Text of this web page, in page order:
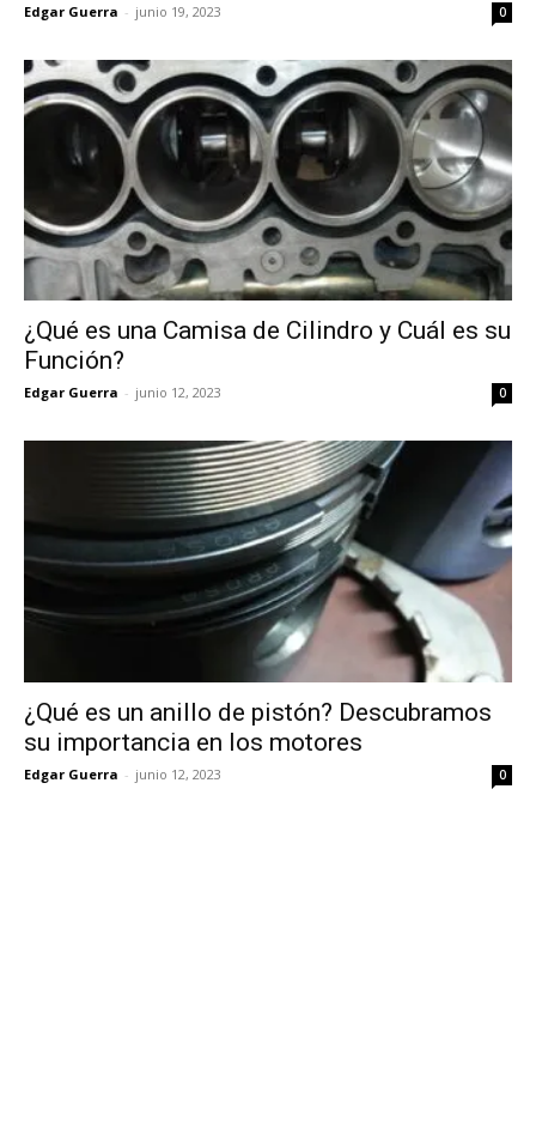
Edgar Guerra - junio 19, 2023 0
¿Qué es una Camisa de Cilindro y Cuál es su
Función?
Edgar Guerra - junio 12, 2023 0
¿Qué es un anillo de pistón? Descubramos
su importancia en los motores
Edgar Guerra - junio 12, 2023 0